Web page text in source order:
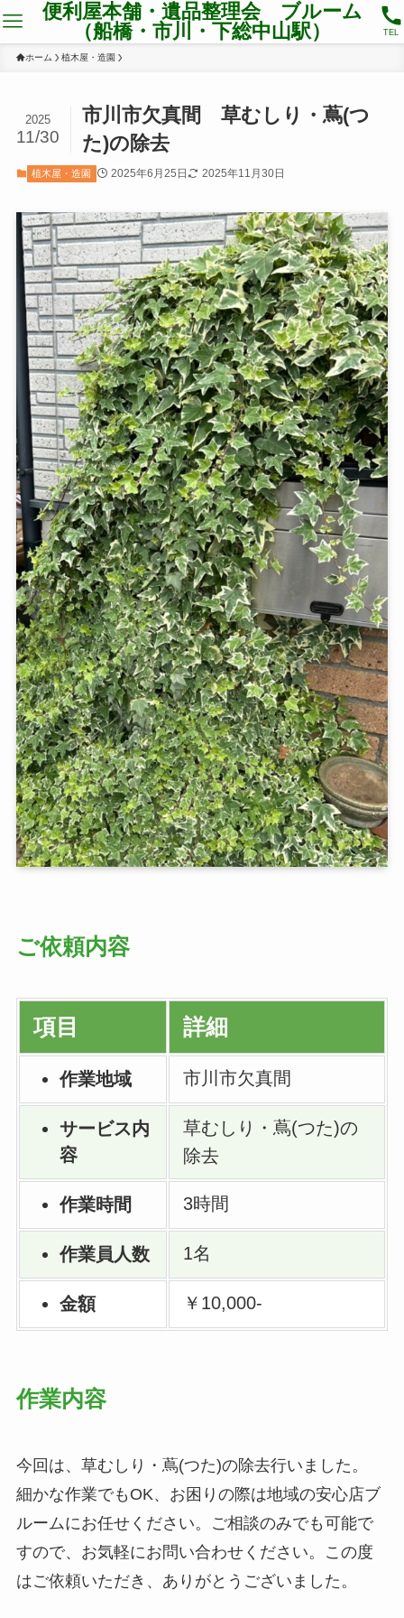
便利屋本舗・遺品整理会 ブルーム
（船橋・市川・下総中山駅）
TEL
ホーム 植木屋・造園
市川市欠真間 草むしり・蔦(つ
た)の除去
2025
11/30
植木屋・造園 2025年6月25日 2025年11月30日
ご依頼内容
項目 詳細
作業地域 市川市欠真間
サービス内
容
草むしり・蔦(つた)の
除去
作業時間 3時間
作業員人数 1名
金額 ￥10,000-
作業内容
今回は、草むしり・蔦(つた)の除去行いました。
細かな作業でもOK、お困りの際は地域の安心店ブ
ルームにお任せください。ご相談のみでも可能で
すので、お気軽にお問い合わせください。この度
はご依頼いただき、ありがとうございました。